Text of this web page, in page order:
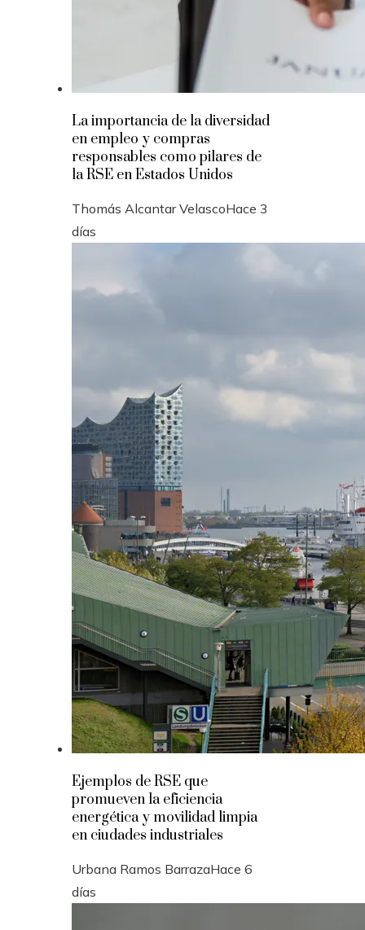
La importancia de la diversidad
en empleo y compras
responsables como pilares de
la RSE en Estados Unidos
Thomás Alcantar VelascoHace 3
días
Ejemplos de RSE que
promueven la eficiencia
energética y movilidad limpia
en ciudades industriales
Urbana Ramos BarrazaHace 6
días